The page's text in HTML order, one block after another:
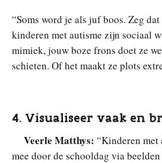
“Soms word je als juf boos. Zeg
kinderen met autisme zijn sociaal
mimiek, jouw boze frons doet ze
schieten. Of het maakt ze plots
4. Visualiseer vaak en
Veerle Matthys: “Kinderen met
mee door de schooldag via